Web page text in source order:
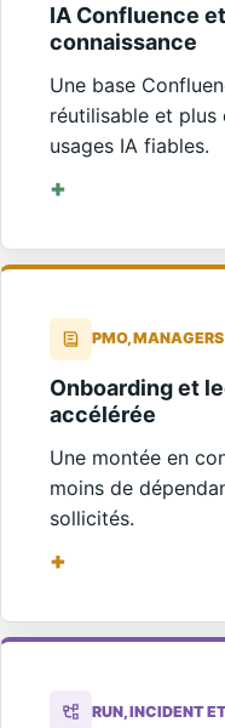
IA Confluence
connaissance
Une base
réutilisable et
usages IA fiables.
PMO,
Onboarding et
accélérée
Une montée en
moins de
sollicités.
RUN, INCIDENT